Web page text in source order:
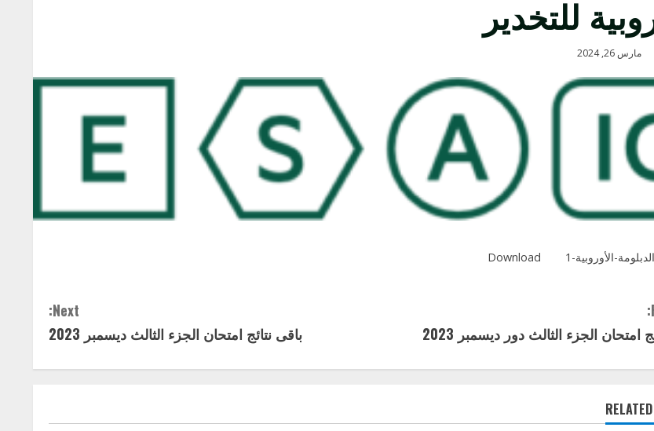
للتخدير
مارس 26, 2024
الأوروبية-1 Download
الجزء الثالث دور ديسمبر 2023
Next:
باقى نتائج امتحان الجزء الثالث ديسمبر 2023